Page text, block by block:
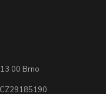
00 Brno